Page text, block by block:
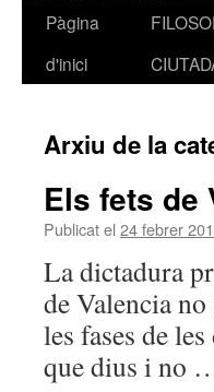
Vés
Pàgina
d'inici
Arxiu de la
Els fets de
Publicat el 24 febrer
La dictadura
de Valencia
les fases de
que dius i no